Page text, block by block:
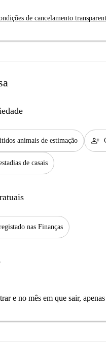
de cancelamento
animais de estimação person_add
de casais
nas Finanças
e no mês em que sair,